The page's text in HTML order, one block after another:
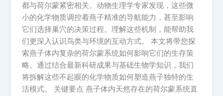
都与荷尔蒙紧密相关。动物生理学专家发现，这些微
小的化学物质调控着燕子精准的导航能力，甚至影响
它们选择巢穴的决策过程。理解这些机制，能帮助我
们更深入认识鸟类与环境的互动方式。 本文将带您探
索燕子体内复杂的荷尔蒙系统如何影响它们的生存策
略。通过结合最新科研成果与基础生物学知识，我们
将拆解这些不起眼的化学物质如何塑造燕子独特的生
活模式。 关键要点 燕子体内天然存在的荷尔蒙系统直